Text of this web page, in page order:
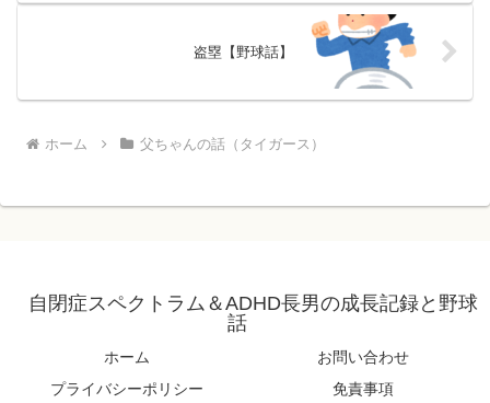
盗塁【野球話】
ホーム 父ちゃんの話（タイガース）
自閉症スペクトラム＆ADHD長男の成長記録と野球
話
ホーム
お問い合わせ
プライバシーポリシー
免責事項